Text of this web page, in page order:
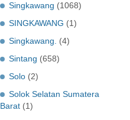
Singkawang (1068)
SINGKAWANG (1)
Singkawang.
(4)
Sintang (658)
Solo (2)
Solok Selatan Sumatera
Barat (1)